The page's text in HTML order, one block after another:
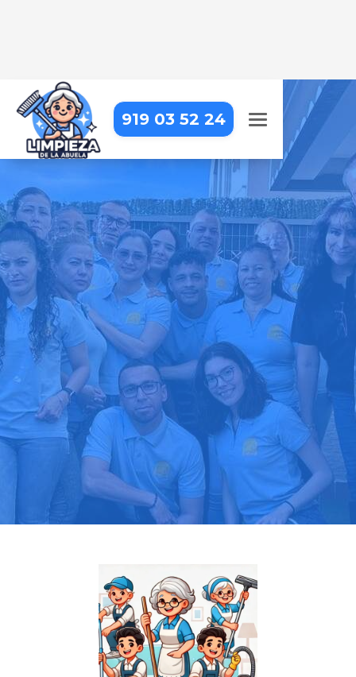
919 03 52 24
LIMPIEZA DE APARTAMENTOS
TURÍSTICOS EN LEGANÉS
Dejamos tus apartamentos
impecables para que tus
huéspedes se sientan como en
casa
Pide tu presupuesto gratis
Llama hoy: 919 03 52 24
Más de 1000 clientes confían en nosotros
⭐⭐⭐⭐⭐